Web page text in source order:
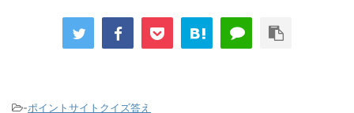
-ポイントサイトクイズ答え